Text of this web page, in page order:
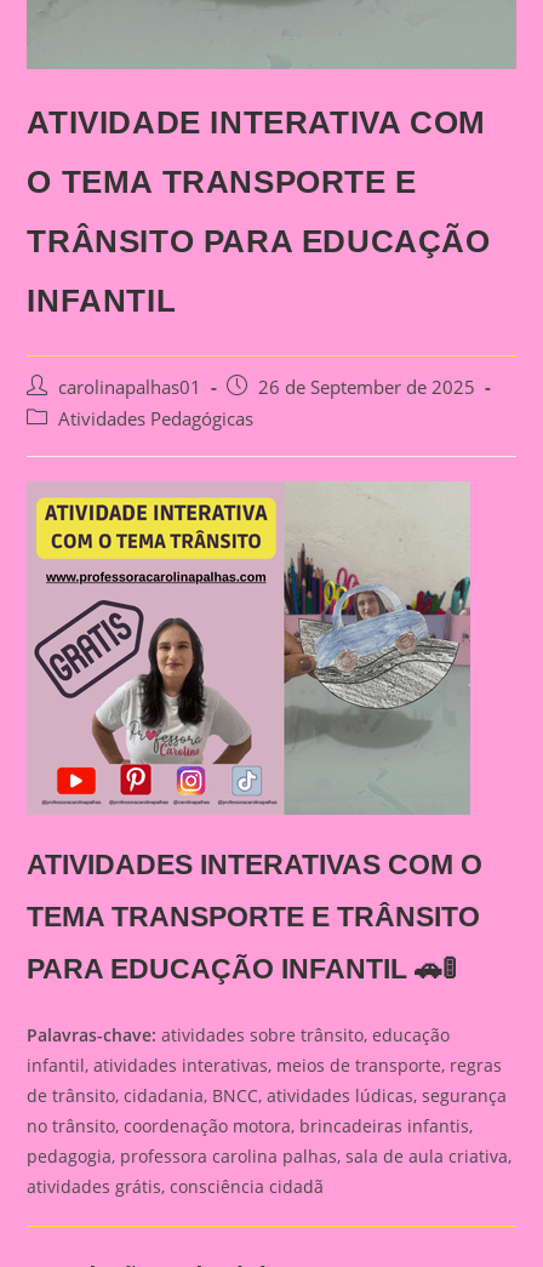
ATIVIDADE INTERATIVA COM
O TEMA TRANSPORTE E
TRÂNSITO PARA EDUCAÇÃO
INFANTIL
Post
author:
carolinapalhas01
Post
published:
26 de September de 2025
PostAtividades Pedagógicas
ATIVIDADES INTERATIVAS COM O
TEMA TRANSPORTE E TRÂNSITO
PARA EDUCAÇÃO INFANTIL 🚗🚦
Palavras-chave: atividades sobre trânsito, educação
infantil, atividades interativas, meios de transporte, regras
de trânsito, cidadania, BNCC, atividades lúdicas, segurança
no trânsito, coordenação motora, brincadeiras infantis,
pedagogia, professora carolina palhas, sala de aula criativa,
atividades grátis, consciência cidadã